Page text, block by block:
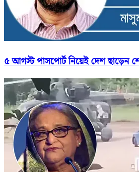
৫ আগস্ট পাসপোর্ট নিয়েই দেশ ছাড়েন